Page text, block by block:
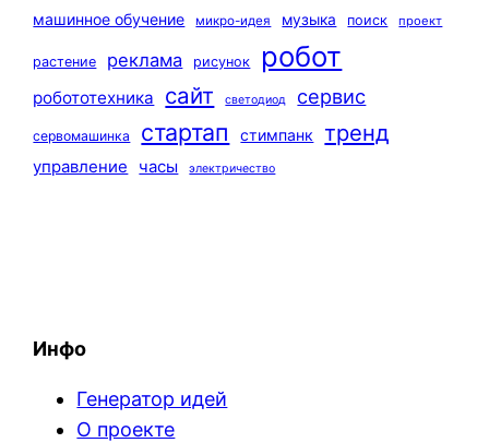
машинное обучение
микро-идея музыка поиск проект
растение реклама рисунок робот
робототехника сайт светодиод сервис
сервомашинка стартап стимпанк тренд
управление часы электричество
Инфо
Генератор идей
О проекте